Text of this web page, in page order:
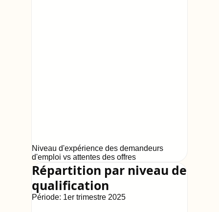
Niveau d'expérience des demandeurs
d'emploi vs attentes des offres
Répartition par niveau de
qualification
Période: 1er trimestre 2025